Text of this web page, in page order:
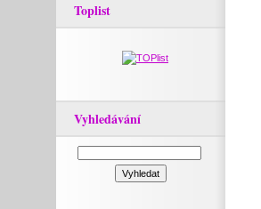
Toplist
Vyhledávání